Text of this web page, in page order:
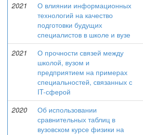
2021
О влиянии информационных
технологий на качество
подготовки будущих
специалистов в школе и вузе
2021
О прочности связей между
школой, вузом и
предприятием на примерах
специальностей, связанных с
IT-сферой
2020
Об использовании
сравнительных таблиц в
вузовском курсе физики на